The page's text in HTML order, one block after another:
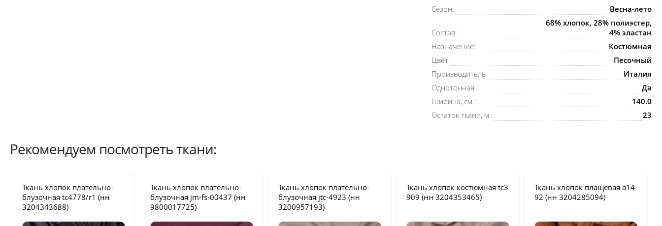
Сезон: Весна-лето
Состав:
68% хлопок, 28% полиэстер,
4% эластан
Назначение:
Костюмная
Цвет:
Песочный
Производитель:
Италия
Однотонная:
Да
Ширина, см.:
140.0
Остаток ткани, м.:
23
Рекомендуем посмотреть ткани:
Ткань хлопок плательно-
блузочнаяtc4778/r1 (нн
3204343688)
Ткань хлопок плательно-
блузочная jm-fs-00437 (нн
9800017725)
Ткань хлопок плательно-
блузочная jtc-4923 (нн
3200957193)
Ткань хлопок костюмнаяtc3
909 (нн 3204353465)
Ткань хлопок плащеваяa14
92 (нн 3204285094)